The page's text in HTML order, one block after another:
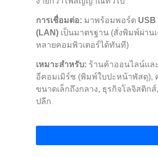
การเชื่อมต่อ: มาพร้อมพอร์ต USB
(LAN) เป็นมาตรฐาน (สั่งพิมพ์ผ่าน
หลายคอมพิวเตอร์ได้ทันที)
เหมาะสำหรับ: ร้านค้าออนไลน์แล
อีคอมเมิร์ซ (พิมพ์ใบปะหน้าพัสดุ),
ขนาดเล็กถึงกลาง, ธุรกิจโลจิสติก
ปลีก